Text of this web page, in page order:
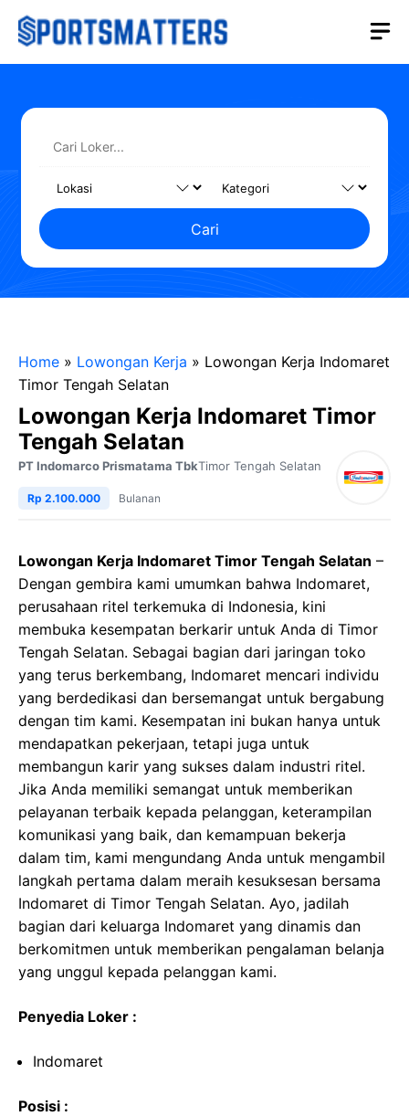
Langsung
Cari
Home » Lowongan Kerja » Lowongan Kerja Indomaret
Timor Tengah Selatan
Lowongan Kerja Indomaret Timor
Tengah Selatan
PT Indomarco Prismatama TbkTimor Tengah Selatan
Rp 2.100.000 Bulanan
Lowongan Kerja Indomaret Timor Tengah Selatan –
Dengan gembira kami umumkan bahwa Indomaret,
perusahaan ritel terkemuka di Indonesia, kini
membuka kesempatan berkarir untuk Anda di Timor
Tengah Selatan. Sebagai bagian dari jaringan toko
yang terus berkembang, Indomaret mencari individu
yang berdedikasi dan bersemangat untuk bergabung
dengan tim kami. Kesempatan ini bukan hanya untuk
mendapatkan pekerjaan, tetapi juga untuk
membangun karir yang sukses dalam industri ritel.
Jika Anda memiliki semangat untuk memberikan
pelayanan terbaik kepada pelanggan, keterampilan
komunikasi yang baik, dan kemampuan bekerja
dalam tim, kami mengundang Anda untuk mengambil
langkah pertama dalam meraih kesuksesan bersama
Indomaret di Timor Tengah Selatan. Ayo, jadilah
bagian dari keluarga Indomaret yang dinamis dan
berkomitmen untuk memberikan pengalaman belanja
yang unggul kepada pelanggan kami.
Penyedia Loker :
Indomaret
Posisi :